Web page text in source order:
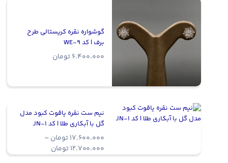
گوشواره نقره کریستالی طرح
برف | کد WE-9
6.400.000 تومان
نیم ست نقره یاقوت کبود مدل
گل با آبکاری طلا | کد JN-1
17.600.000 تومان –
12.700.000 تومان
range: